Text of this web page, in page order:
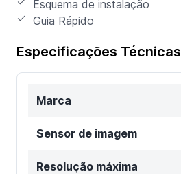
Esquema de instalação
Guia Rápido
Especificações Técnicas
Marca
Sensor de imagem
Resolução máxima